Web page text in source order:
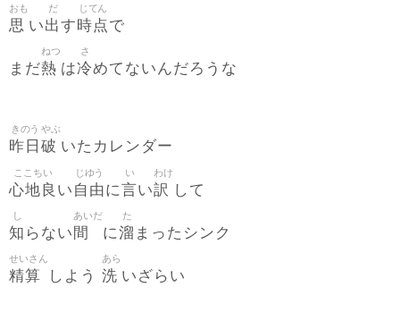
思
おも
い出
だ
す時点
じてん
で
まだ熱
ねつ
は冷
さ
めてないんだろうな
昨日
きのう
破
やぶ
いたカレンダー
心地良
ここちい
い 自由
じゆう
に言
い
い訳
わけ
して
知
し
らない 間
あいだ
に溜
た
まったシンク
精算
せいさん
しよう 洗
あら
いざらい